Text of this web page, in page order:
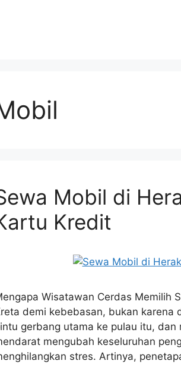
Mobil di
Kredit
Wisatawan Cerdas Memilih
demi kebebasan, bukan karena
gerbang utama ke pulau itu,
mengubah keseluruhan
stres. Artinya,